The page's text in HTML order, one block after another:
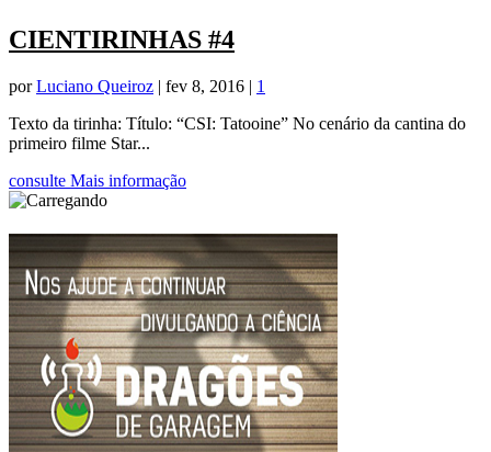
CIENTIRINHAS #4
porLuciano Queiroz | fev 8, 2016 | 1
Texto da tirinha: Título: “CSI: Tatooine” No cenário da cantina do
primeiro filme Star...
consulte Mais informação